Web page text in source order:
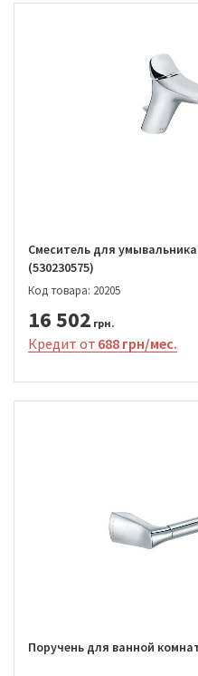
Смеситель для
(530230575)
Код товара: 20205
16 502 грн.
Кредит от 688 грн/мес.
Поручень для ванной